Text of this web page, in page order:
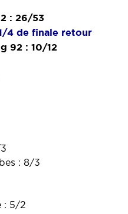
: 26/53
4 de finale retour
92 : 10/12
: 8/3
: 5/2